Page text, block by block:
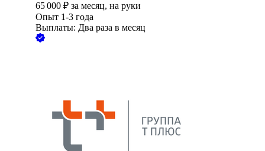
65 000 ₽ за месяц, на руки
Опыт 1-3 года
Выплаты: Два раза в месяц